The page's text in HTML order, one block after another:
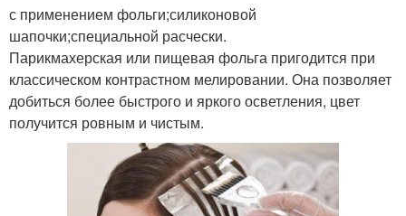
с применением фольги;силиконовой
шапочки;специальной расчески.
Парикмахерская или пищевая фольга пригодится при
классическом контрастном мелировании. Она позволяет
добиться более быстрого и яркого осветления, цвет
получится ровным и чистым.